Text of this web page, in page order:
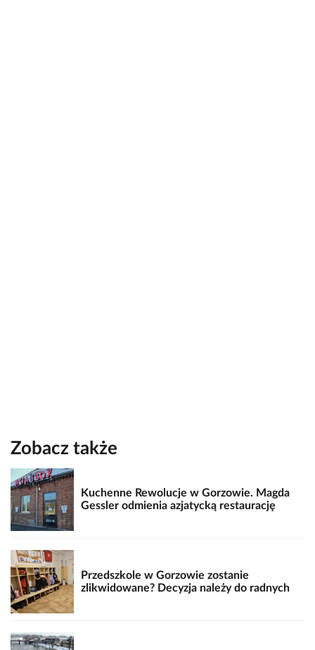
Zobacz także
Kuchenne Rewolucje w Gorzowie. Magda
Gessler odmienia azjatycką restaurację
Przedszkole w Gorzowie zostanie
zlikwidowane? Decyzja należy do radnych